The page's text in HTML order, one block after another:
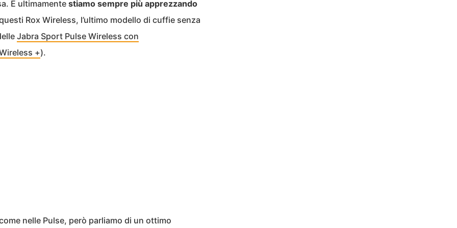
E ultimamente stiamo sempre più apprezzando
Rox Wireless, l’ultimo modello di cuffie senza
Jabra Sport Pulse Wireless con
+).
nelle Pulse, però parliamo di un ottimo